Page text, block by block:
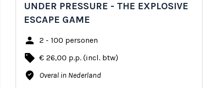
UNDER PRESSURE - THE EXPLOSIVE
ESCAPE GAME
person 2 - 100 personen
local_offer € 26,00 p.p. (incl. btw)
where_to_vote Overal in Nederland